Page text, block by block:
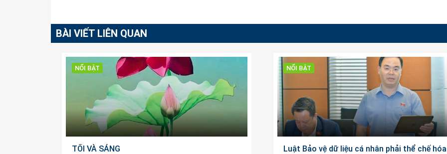
BÀI VIẾT LIÊN QUAN
NỔI BẬT
TỐI VÀ SÁNG
NỔI BẬT